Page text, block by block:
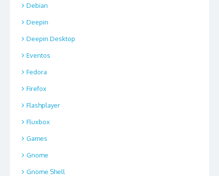
Debian
Deepin
Deepin Desktop
Eventos
Fedora
Firefox
Flashplayer
Fluxbox
Games
Gnome
Gnome Shell